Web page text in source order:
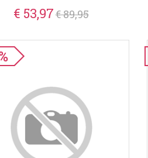
€ 53,97€ 89,95